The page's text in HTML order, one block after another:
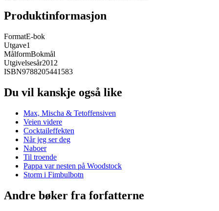
Produktinformasjon
FormatE-bok
Utgave1
MålformBokmål
Utgivelsesår2012
ISBN9788205441583
Du vil kanskje også like
Max, Mischa & Tetoffensiven
Veien videre
Cocktaileffekten
Når jeg ser deg
Naboer
Til troende
Pappa var nesten på Woodstock
Storm i Fimbulbotn
Andre bøker fra forfatterne